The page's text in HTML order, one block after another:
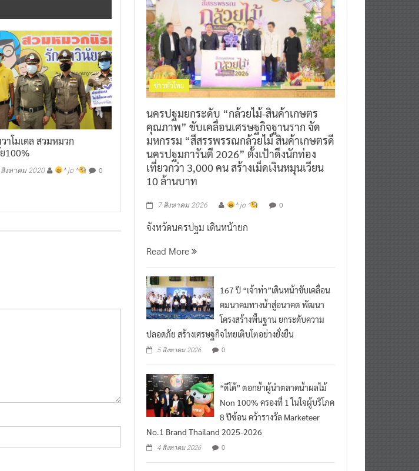
าโมเดล สวมหมวก
100%
สิงหาคม 2020 ^ jo ^ 0
ข่าวทั่วไทย
นครปฐมยกระดับ “กล้วยไม้-สินค้าเกษตร
คุณภาพ” ขับเคลื่อนเศรษฐกิจฐานราก จัด
มหกรรม “สีสรรพรรณกล้วยไม้ สินค้าเกษตรดี
นครปฐมการันตี 2026” ตั้งเป้าดึงนักท่อง
เที่ยวกว่า 3,000 คน สร้างเม็ดเงินหมุนเวียน
10 ล้านบาท
7 สิงหาคม 2026 ^ jo ^ 0
จังหวัดนครปฐม เดินหน้ายก
Read More
167 ปี “เจ้าท่า”เดินหน้าขับเคลื่อน
คมนาคมทางน้ำสู่อนาคต พัฒนา
โครงสร้างพื้นฐาน ยกระดับความ
ปลอดภัย สร้างเศรษฐกิจไทยเติบโตอย่างยั่งยืน
5 สิงหาคม 2026 0
“ดีโด้” ตอกย้ำผู้นำตลาดน้ำผลไม้
Non 100% ครองที่ 1 ในใจผู้บริโภค
8 ปีซ้อน คว้ารางวัล Marketeer
No.1 Brand Thailand 2025-2026
4 สิงหาคม 2026 0